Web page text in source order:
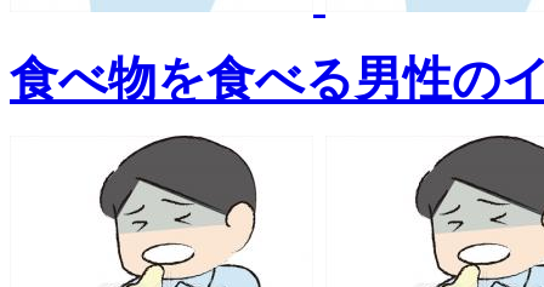
食べ物を食べる男性の